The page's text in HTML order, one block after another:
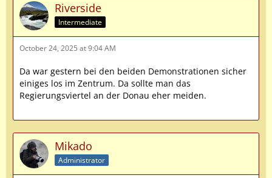
Riverside
Intermediate
October 24, 2025 at 9:04 AM
Da war gestern bei den beiden Demonstrationen sicher
einiges los im Zentrum. Da sollte man das
Regierungsviertel an der Donau eher meiden.
Mikado
Administrator